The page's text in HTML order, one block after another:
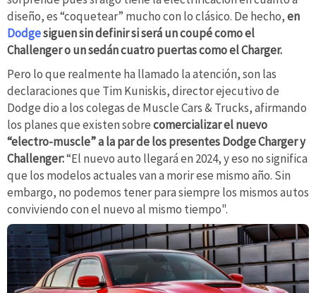
diseño, es “coquetear” mucho con lo clásico. De hecho,en
Dodgesiguen sin definir si será un coupé como el
Challenger o un sedán cuatro puertas como el Charger.
Pero lo que realmente ha llamado la atención, son las
declaraciones que Tim Kuniskis, director ejecutivo de
Dodge dio a los colegas de Muscle Cars & Trucks, afirmando
los planes que existen sobrecomercializar el nuevo
“electro-muscle” a la par de los presentes Dodge Charger y
Challenger:“El nuevo auto llegará en 2024, y eso no significa
que los modelos actuales van a morir ese mismo año. Sin
embargo, no podemos tener para siempre los mismos autos
conviviendo con el nuevo al mismo tiempo".